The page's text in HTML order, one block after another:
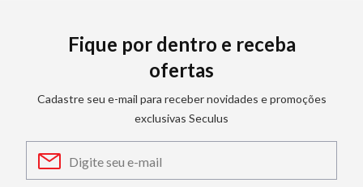
Fique por dentro e receba
ofertas
Cadastre seu e-mail para receber novidades e promoções
exclusivas Seculus